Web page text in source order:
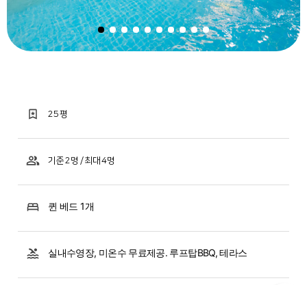
25 평
기준 2명 / 최대 4명
퀸 베드 1개
실내수영장, 미온수 무료제공. 루프탑BBQ, 테라스